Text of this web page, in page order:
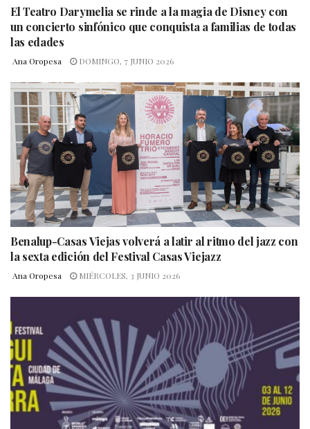
El Teatro Darymelia se rinde a la magia de Disney con
un concierto sinfónico que conquista a familias de todas
las edades
Ana Oropesa DOMINGO, 7 JUNIO 2026
Benalup-Casas Viejas volverá a latir al ritmo del jazz con
la sexta edición del Festival Casas Viejazz
Ana Oropesa MIÉRCOLES, 3 JUNIO 2026